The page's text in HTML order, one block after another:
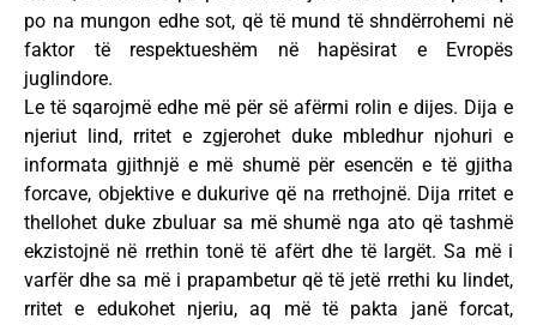
po na mungon edhe sot, që të mund të shndërrohemi në
faktor të respektueshëm në hapësirat e Evropës
juglindore.
Le të sqarojmë edhe më për së afërmi rolin e dijes. Dija e
njeriut lind, rritet e zgjerohet duke mbledhur njohuri e
informata gjithnjë e më shumë për esencën e të gjitha
forcave, objektive e dukurive që na rrethojnë. Dija rritet e
thellohet duke zbuluar sa më shumë nga ato që tashmë
ekzistojnë në rrethin tonë të afërt dhe të largët. Sa më i
varfër dhe sa më i prapambetur që të jetë rrethi ku lindet,
rritet e edukohet njeriu, aq më të pakta janë forcat,